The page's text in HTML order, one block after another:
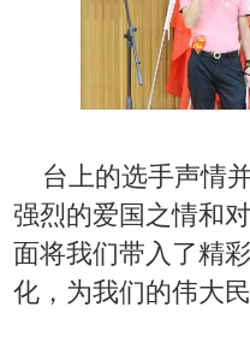
台上的选手声情
强烈的爱国之情和
面将我们带入了精
化，为我们的伟大